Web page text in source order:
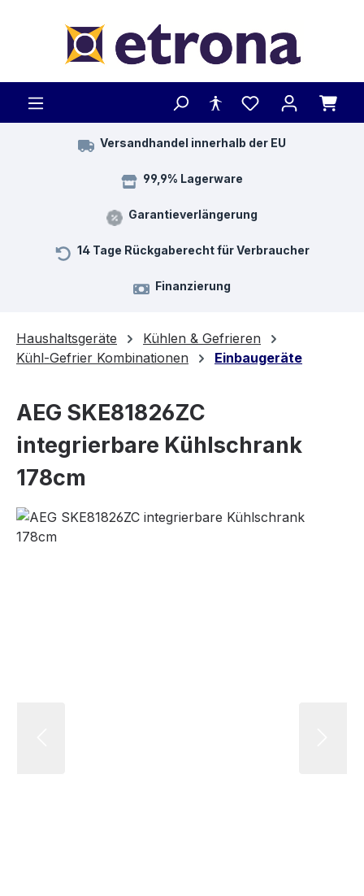
Versandhandel innerhalb der EU
99,9% Lagerware
Garantieverlängerung
14 Tage Rückgaberecht für Verbraucher
Finanzierung
Haushaltsgeräte
Kühlen & Gefrieren
Kühl-Gefrier Kombinationen
Einbaugeräte
AEG SKE81826ZC
integrierbare Kühlschrank
178cm
Bildergalerie überspringen